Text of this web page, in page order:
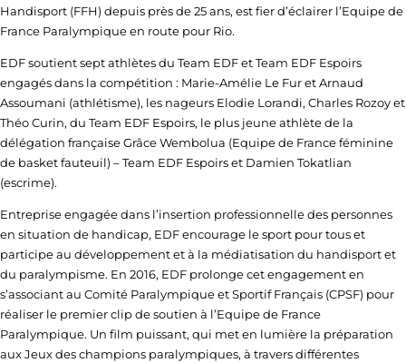
Handisport (FFH) depuis près de 25 ans, est fier d’éclairer l’Equipe de
France Paralympique en route pour Rio.
EDF soutient sept athlètes du Team EDF et Team EDF Espoirs
engagés dans la compétition : Marie-Amélie Le Fur et Arnaud
Assoumani (athlétisme), les nageurs Elodie Lorandi, Charles Rozoy et
Théo Curin, du Team EDF Espoirs, le plus jeune athlète de la
délégation française Grâce Wembolua (Equipe de France féminine
de basket fauteuil) – Team EDF Espoirs et Damien Tokatlian
(escrime).
Entreprise engagée dans l’insertion professionnelle des personnes
en situation de handicap, EDF encourage le sport pour tous et
participe au développement et à la médiatisation du handisport et
du paralympisme. En 2016, EDF prolonge cet engagement en
s’associant au Comité Paralympique et Sportif Français (CPSF) pour
réaliser le premier clip de soutien à l’Equipe de France
Paralympique. Un film puissant, qui met en lumière la préparation
aux Jeux des champions paralympiques, à travers différentes